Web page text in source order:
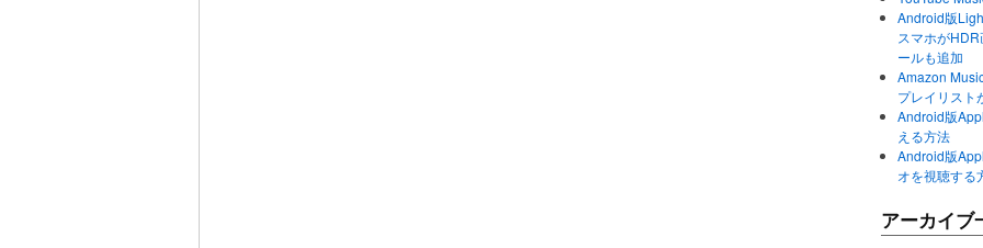
Android版
スマホが
ールも追加
Amazon
プレイリスト
Android版
える方法
Android版
オを視聴する
アーカイブ